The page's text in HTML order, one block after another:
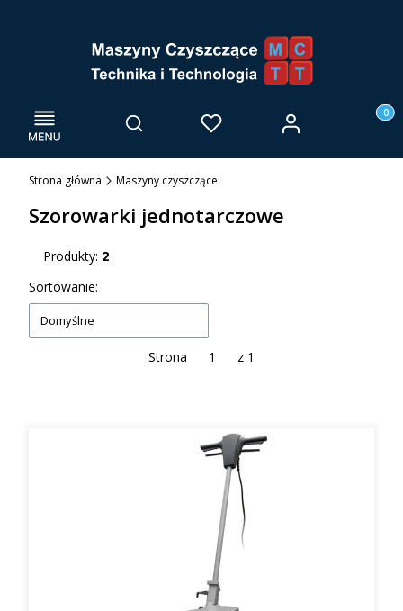
Menu Otwórz wyszukiwarkę
Szukaj Ulubione Zaloguj się
Strona główna Maszyny czyszczące
Szorowarki jednotarczowe
Produkty: 2
Lista produktów
Sortowanie:
Domyślne
Strona z 1